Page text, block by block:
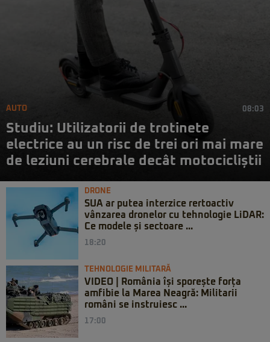
AUTO 08:03
Studiu: Utilizatorii de trotinete
electrice au un risc de trei ori mai mare
de leziuni cerebrale decât motocicliștii
DRONE
SUA ar putea interzice rertoactiv
vânzarea dronelor cu tehnologie LiDAR:
Ce modele și sectoare ...
18:20
TEHNOLOGIE MILITARĂ
VIDEO | România își sporește forța
amfibie la Marea Neagră: Militarii
români se instruiesc ...
17:00